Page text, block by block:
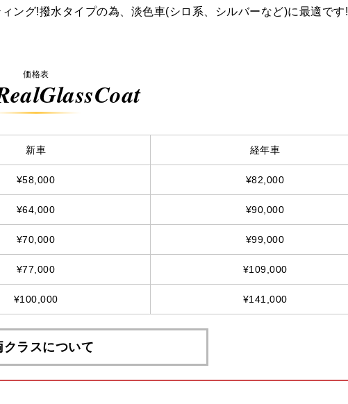
ング!撥水タイプの為、淡色車(シロ系、シルバーなど)に最適です!
価格表
新車 経年車
¥58,000 ¥82,000
¥64,000 ¥90,000
¥70,000 ¥99,000
¥77,000 ¥109,000
¥100,000 ¥141,000
クラスについて